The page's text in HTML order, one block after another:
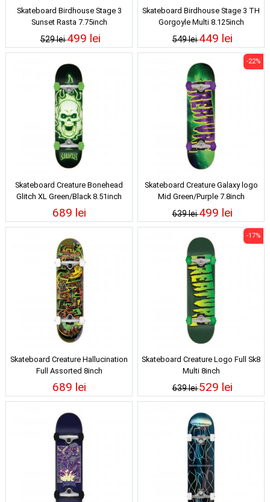
Skateboard Birdhouse Stage 3
Sunset Rasta 7.75inch
529 lei499 lei
Skateboard Birdhouse Stage 3 TH
Gorgoyle Multi 8.125inch
549 lei449 lei
Skateboard Creature Bonehead
Glitch XL Green/Black 8.51inch
689 lei
Skateboard Creature Galaxy logo
Mid Green/Purple 7.8inch
639 lei
-22%
499 lei
Skateboard Creature Hallucination
Full Assorted 8inch
689 lei
Skateboard Creature Logo Full Sk8
Multi 8inch
639 lei
-17%
529 lei